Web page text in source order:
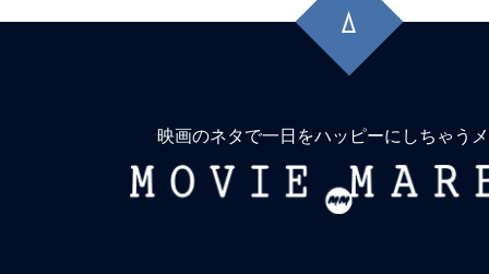
頭
に
映画のネタで一日をハッピーにしちゃう
MOVIE